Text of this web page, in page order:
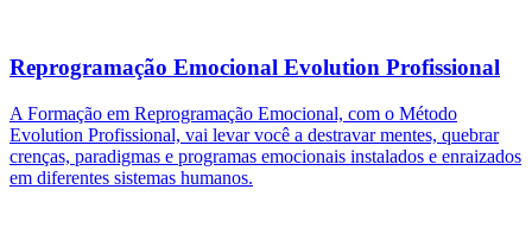
Reprogramação Emocional Evolution Profissional
A Formação em Reprogramação Emocional, com o Método
Evolution Profissional, vai levar você a destravar mentes, quebrar
crenças, paradigmas e programas emocionais instalados e enraizados
em diferentes sistemas humanos.